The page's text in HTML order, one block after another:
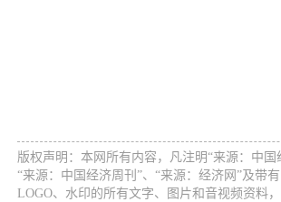
版权声明：本网所有内容，凡注明“来源：中国
“来源：中国经济周刊”、“来源：经济网”及带
LOGO、水印的所有文字、图片和音视频资料